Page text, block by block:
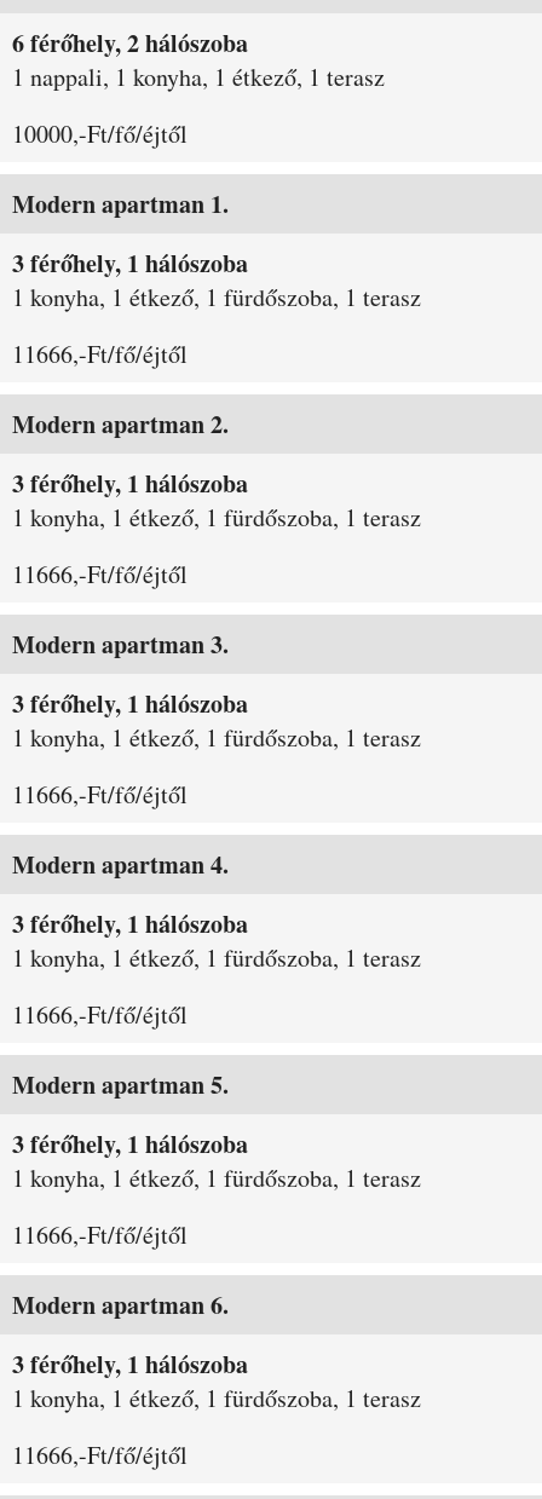
6 férőhely, 2 hálószoba
1 nappali, 1 konyha, 1 étkező, 1 terasz
10000,-Ft/fő/éjtől
Modern apartman 1.
3 férőhely, 1 hálószoba
1 konyha, 1 étkező, 1 fürdőszoba, 1 terasz
11666,-Ft/fő/éjtől
Modern apartman 2.
3 férőhely, 1 hálószoba
1 konyha, 1 étkező, 1 fürdőszoba, 1 terasz
11666,-Ft/fő/éjtől
Modern apartman 3.
3 férőhely, 1 hálószoba
1 konyha, 1 étkező, 1 fürdőszoba, 1 terasz
11666,-Ft/fő/éjtől
Modern apartman 4.
3 férőhely, 1 hálószoba
1 konyha, 1 étkező, 1 fürdőszoba, 1 terasz
11666,-Ft/fő/éjtől
Modern apartman 5.
3 férőhely, 1 hálószoba
1 konyha, 1 étkező, 1 fürdőszoba, 1 terasz
11666,-Ft/fő/éjtől
Modern apartman 6.
3 férőhely, 1 hálószoba
1 konyha, 1 étkező, 1 fürdőszoba, 1 terasz
11666,-Ft/fő/éjtől